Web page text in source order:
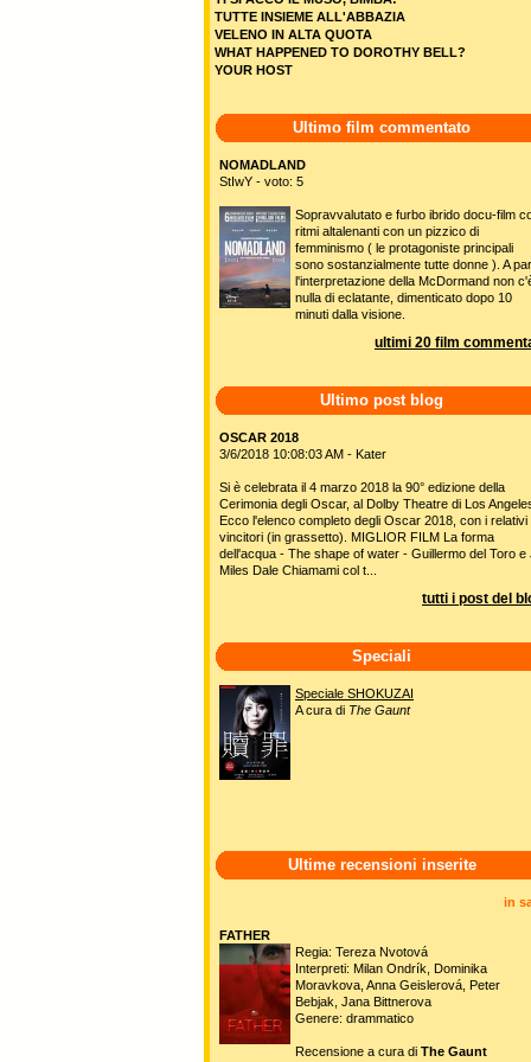
TUTTE INSIEME ALL'ABBAZIA
VELENO IN ALTA QUOTA
WHAT HAPPENED TO DOROTHY BELL?
YOUR HOST
Ultimo film commentato
NOMADLAND
StIwY - voto: 5
Sopravvalutato e furbo ibrido docu-film
ritmi altalenanti con un pizzico di
femminismo ( le protagoniste principali
sono sostanzialmente tutte donne ). A
l'interpretazione della McDormand non
nulla di eclatante, dimenticato dopo 10
minuti dalla visione.
ultimi 20 film
Ultimo post blog
OSCAR 2018
3/6/2018 10:08:03 AM - Kater
Si è celebrata il 4 marzo 2018 la 90° edizione della
Cerimonia degli Oscar, al Dolby Theatre di Los
Ecco l'elenco completo degli Oscar 2018, con i relativi
vincitori (in grassetto). MIGLIOR FILM La forma
dell'acqua - The shape of water - Guillermo del Toro e
Miles Dale Chiamami col t...
tutti i post del
Speciali
Speciale SHOKUZAI
A cura di The Gaunt
Ultime recensioni inserite
in
FATHER
Regia: Tereza Nvotová
Interpreti: Milan Ondrík, Dominika
Moravkova, Anna Geislerová, Peter
Bebjak, Jana Bittnerova
Genere: drammatico
Recensione a cura di The Gaunt